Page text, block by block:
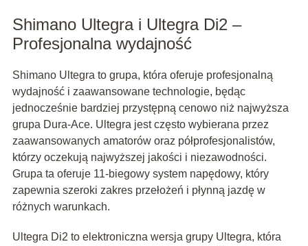
Shimano Ultegra i Ultegra Di2 –
Profesjonalna wydajność
Shimano Ultegra to grupa, która oferuje profesjonalną
wydajność i zaawansowane technologie, będąc
jednocześnie bardziej przystępną cenowo niż najwyższa
grupa Dura-Ace. Ultegra jest często wybierana przez
zaawansowanych amatorów oraz półprofesjonalistów,
którzy oczekują najwyższej jakości i niezawodności.
Grupa ta oferuje 11-biegowy system napędowy, który
zapewnia szeroki zakres przełożeń i płynną jazdę w
różnych warunkach.
Ultegra Di2 to elektroniczna wersja grupy Ultegra, która